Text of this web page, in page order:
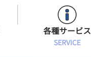
各種サービス
SERVICE